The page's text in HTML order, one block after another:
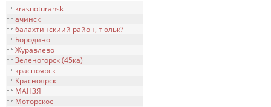
krasnoturansk
ачинск
балахтинскиий район, тюльк?
Бородино
Журавлёво
Зеленогорск (45ка)
крaсноярск
Красноярск
МАНЗЯ
Моторское